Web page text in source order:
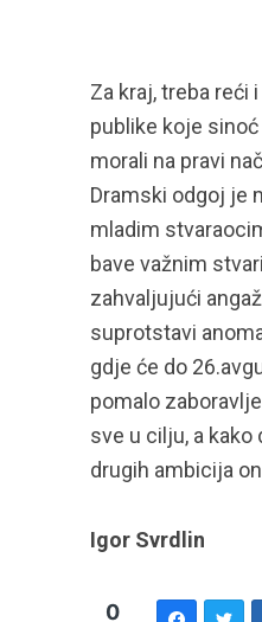
Za kraj, treba reći
publike koje
morali na pravi
Dramski odgoj je
mladim
bave važnim
zahvaljujući
suprotstavi
gdje će do
pomalo
sve u cilju, a
drugih ambicija
Igor Svrdlin
0